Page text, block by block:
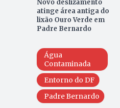
Novo deslizamento
atinge área antiga do
lixão Ouro Verde em
Padre Bernardo
Água
Contaminada
Entorno do DF
Padre Bernardo